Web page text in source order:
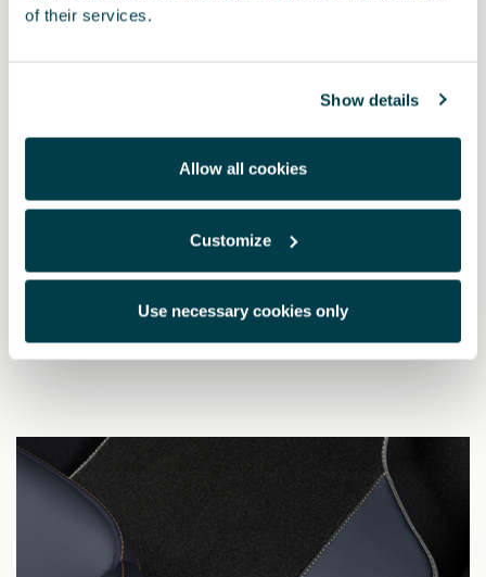
of their services.
Show details
Allow all cookies
Customize
Use necessary cookies only
5FH863011L LOE
Εργοστασιακό πατάκι CUPRA (RHD)